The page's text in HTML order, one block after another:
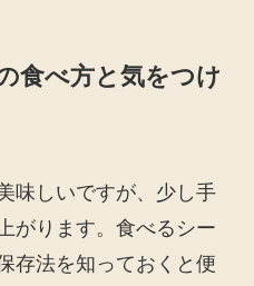
食べ方と気をつけ
味しいですが、少し手
がります。食べるシー
存法を知っておくと便